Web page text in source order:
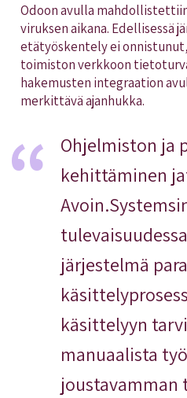
Odoon avulla
viruksen aikana. Edellisessä
etätyöskentely ei
toimiston verkkoon
hakemusten integraation
merkittävä ajanhukka.
Ohjelmiston ja
kehittäminen
järjestelmä
käsittelyyn
manuaalista
joustavamman